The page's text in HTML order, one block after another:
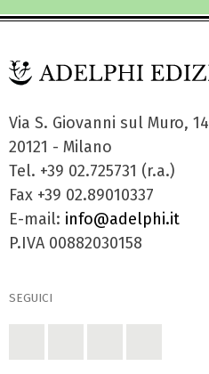
Via S. Giovanni sul Muro, 14
20121 - Milano
Tel. +39 02.725731 (r.a.)
Fax +39 02.89010337
E-mail: info@adelphi.it
P.IVA 00882030158
SEGUICI